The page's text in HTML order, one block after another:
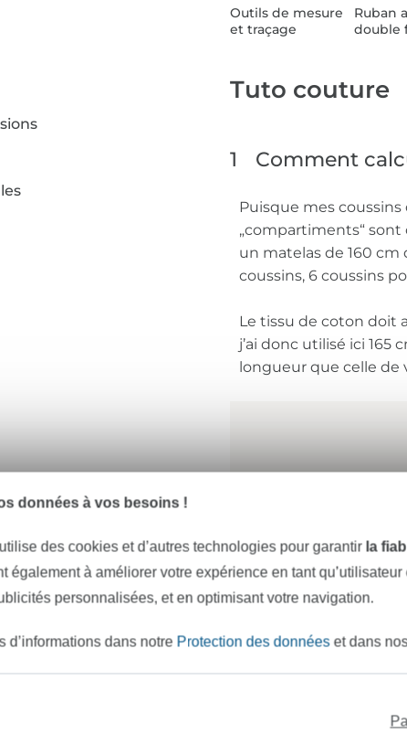
Outils de mesure
et traçage
Ruban
double
Tuto couture
1 Comment
Puisque mes
„compartiments“ sont
un matelas de 160 cm
coussins, 6 coussins
Le tissu de coton doit
j’ai donc utilisé ici 165
longueur que celle de
données à vos besoins !
utilise des cookies et d’autres technologies pour garantir la
également à améliorer votre expérience en tant
personnalisées, et en optimisant votre navigation.
d’informations dans notre Protection des donnéeset dans